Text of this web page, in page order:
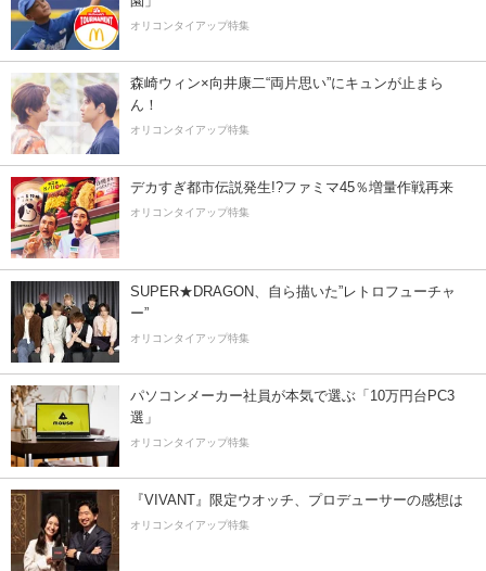
オリコンタイアップ特集
森崎ウィン×向井康二“両片思い”にキュンが止まら
ん！
オリコンタイアップ特集
デカすぎ都市伝説発生!?ファミマ45％増量作戦再来
オリコンタイアップ特集
SUPER★DRAGON、自ら描いた”レトロフューチャ
ー”
オリコンタイアップ特集
パソコンメーカー社員が本気で選ぶ「10万円台PC3
選」
オリコンタイアップ特集
『VIVANT』限定ウオッチ、プロデューサーの感想は
オリコンタイアップ特集